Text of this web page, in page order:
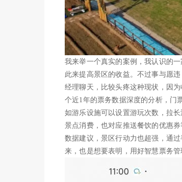
我来举一个真实的案例，我认识的
此来提高景区的收益。不过事与愿
经理聊天，比较头疼这种现状，因
个近1年的票务数据深度的分析，门
如游乐设施可以设置游玩次数，拉
景点消费，也对应推送餐饮的优惠
数据建议，景区行动力也超强，通
来，也是想要表明，用好智慧票务